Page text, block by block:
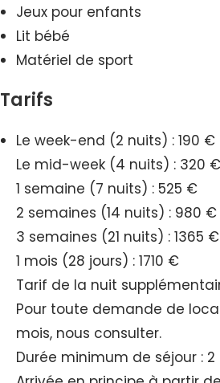
Jeux pour enfants
Lit bébé
Matériel de sport
Tarifs
Le week-end (2 nuits) : 190 €
Le mid-week (4 nuits) : 320 €
1 semaine (7 nuits) : 525 €
2 semaines (14 nuits) : 980 €
3 semaines (21 nuits) : 1365 €
1 mois (28 jours) : 1710 €
Tarif de la nuit
Pour toute demande de
mois, nous consulter.
Durée minimum de séjour : 2